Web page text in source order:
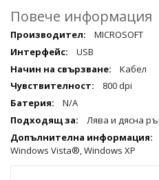
Повече информация
Повече
информация
MICROSOFT
USB
Кабел
800 dpi
N/A
Лява и дясна
Windows Vista®, Windows XP